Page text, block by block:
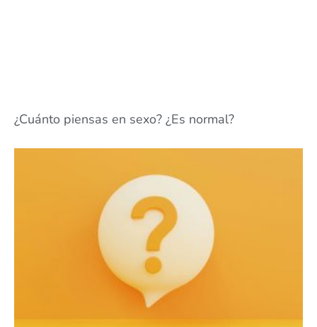
¿Cuánto piensas en sexo? ¿Es normal?